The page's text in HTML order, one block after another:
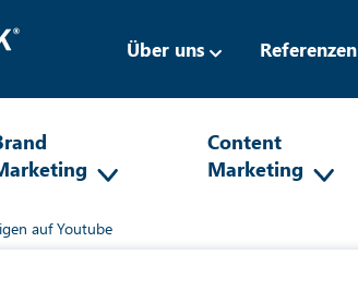
Über uns Referenzen
Content
Marketing
auf Youtube